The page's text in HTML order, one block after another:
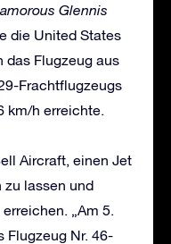
Glennis
die United States
das Flugzeug aus
Frachtflugzeugs
km/h erreichte.
Aircraft, einen Jet
zu lassen und
„Am 5.
Flugzeug Nr. 46-